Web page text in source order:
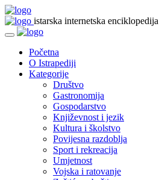
istarska internetska enciklopedija
Početna
O Istrapediji
Kategorije
Društvo
Gastronomija
Gospodarstvo
Književnost i jezik
Kultura i školstvo
Povijesna razdoblja
Sport i rekreacija
Umjetnost
Vojska i ratovanje